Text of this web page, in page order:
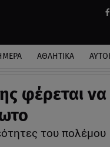
ΑΘΛΗΤΙΚΑ
φέρεται να
του πολέμου